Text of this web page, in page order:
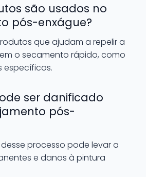
são usados no
pós-enxágue?
que ajudam a repelir a
o secamento rápido, como
específicos.
ser danificado
pós-
processo pode levar a
e danos à pintura